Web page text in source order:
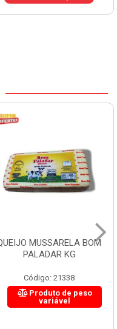
MUSSARELA BOM
PALADAR KG
Código: 21338
Produto de peso
variável